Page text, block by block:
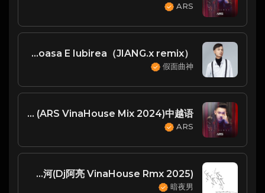
ARS
Giulia - Ce Frumoasa E Iubirea（JIANG.x remix）
假面曲神
曲婉婷 - 我的歌声里 (ARS VinaHouse Mix 2024)中越语
ARS
潘长江 & 刘春梅 - 过河(Dj阿亮 VinaHouse Rmx 2025)
暗夜男